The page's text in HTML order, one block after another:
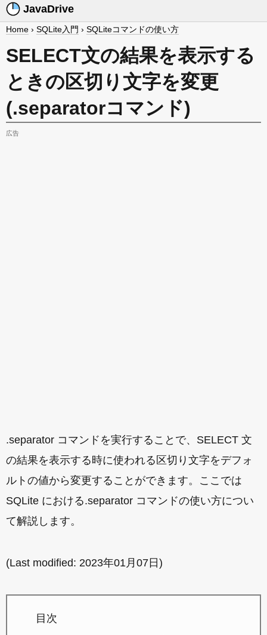
JavaDrive
Home › SQLite入門 › SQLiteコマンドの使い方
SELECT文の結果を表示する
ときの区切り文字を変更
(.separatorコマンド)
広告
.separator コマンドを実行することで、SELECT 文
の結果を表示する時に使われる区切り文字をデフォ
ルトの値から変更することができます。ここでは
SQLite における.separator コマンドの使い方につい
て解説します。
(Last modified: 2023年01月07日 )
目次